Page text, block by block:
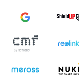
IPHONE 17 PRO MAX